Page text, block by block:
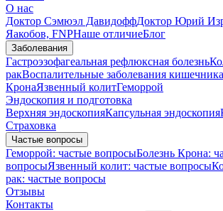
О нас
Доктор Сэмюэл ДавидоффДоктор Юрий
Яакобов, FNPНаше отличиеБлог
Заболевания
Гастроэзофагеальная рефлюксная болезнь
ракВоспалительные заболевания кишечника
КронаЯзвенный колитГеморрой
Эндоскопия и подготовка
Верхняя эндоскопияКапсульная эндоскопия
Страховка
Частые вопросы
Геморрой: частые вопросыБолезнь Крона:
вопросыЯзвенный колит: частые вопросы
рак: частые вопросы
Отзывы
Контакты